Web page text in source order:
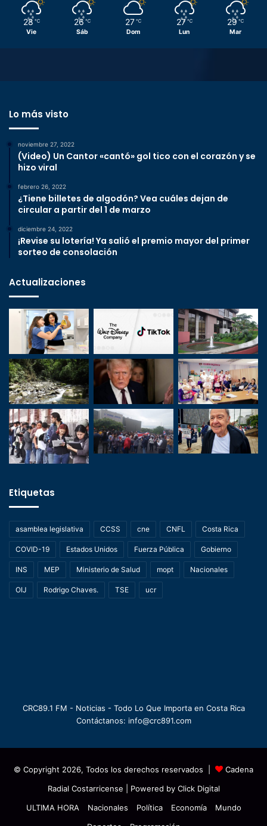
28 ℃
Vie
26 ℃
Sáb
27 ℃
Dom
27 ℃
Lun
29 ℃
Mar
Lo más visto
noviembre 27, 2022
(Video) Un Cantor «cantó» gol tico con el corazón y se
hizo viral
febrero 26, 2022
¿Tiene billetes de algodón? Vea cuáles dejan de
circular a partir del 1 de marzo
diciembre 24, 2022
¡Revise su lotería! Ya salió el premio mayor del primer
sorteo de consolación
Actualizaciones
Etiquetas
asamblea legislativa CCSS cne CNFL Costa Rica
COVID-19 Estados Unidos Fuerza Pública Gobierno
INS MEP Ministerio de Salud mopt Nacionales
OIJ Rodrigo Chaves. TSE ucr
CRC89.1 FM - Noticias - Todo Lo Que Importa en Costa Rica
Contáctanos: info@crc891.com
© Copyright 2026, Todos los derechos reservados |
Cadena
Radial Costarricense | Powered by Click Digital
ULTIMA HORA
Nacionales Política Economía
Mundo